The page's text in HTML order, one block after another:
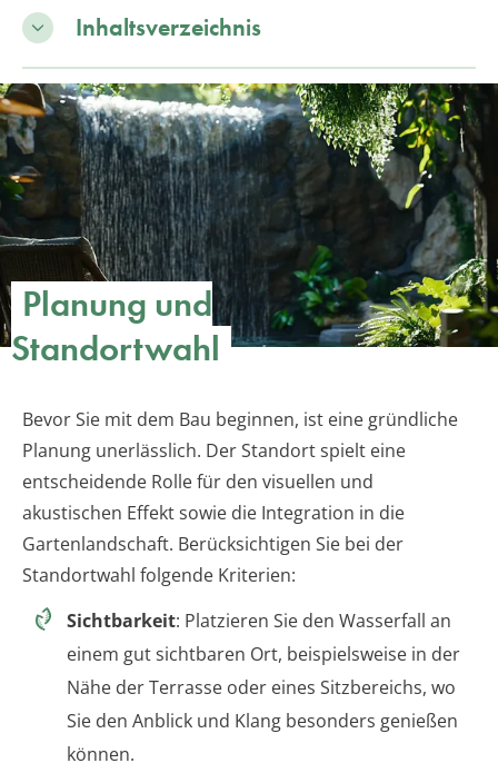
Inhaltsverzeichnis
Planung und
Standortwahl
Bevor Sie mit dem Bau beginnen, ist eine gründliche
Planung unerlässlich. Der Standort spielt eine
entscheidende Rolle für den visuellen und
akustischen Effekt sowie die Integration in die
Gartenlandschaft. Berücksichtigen Sie bei der
Standortwahl folgende Kriterien:
Sichtbarkeit: Platzieren Sie den Wasserfall an
einem gut sichtbaren Ort, beispielsweise in der
Nähe der Terrasse oder eines Sitzbereichs, wo
Sie den Anblick und Klang besonders genießen
können.